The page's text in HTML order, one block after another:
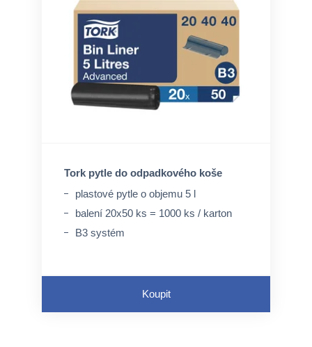
Tork pytle do odpadkového koše
plastové pytle o objemu 5 l
balení 20x50 ks = 1000 ks / karton
B3 systém
Koupit